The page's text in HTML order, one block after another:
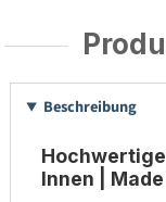
Beschreibung
Innen |